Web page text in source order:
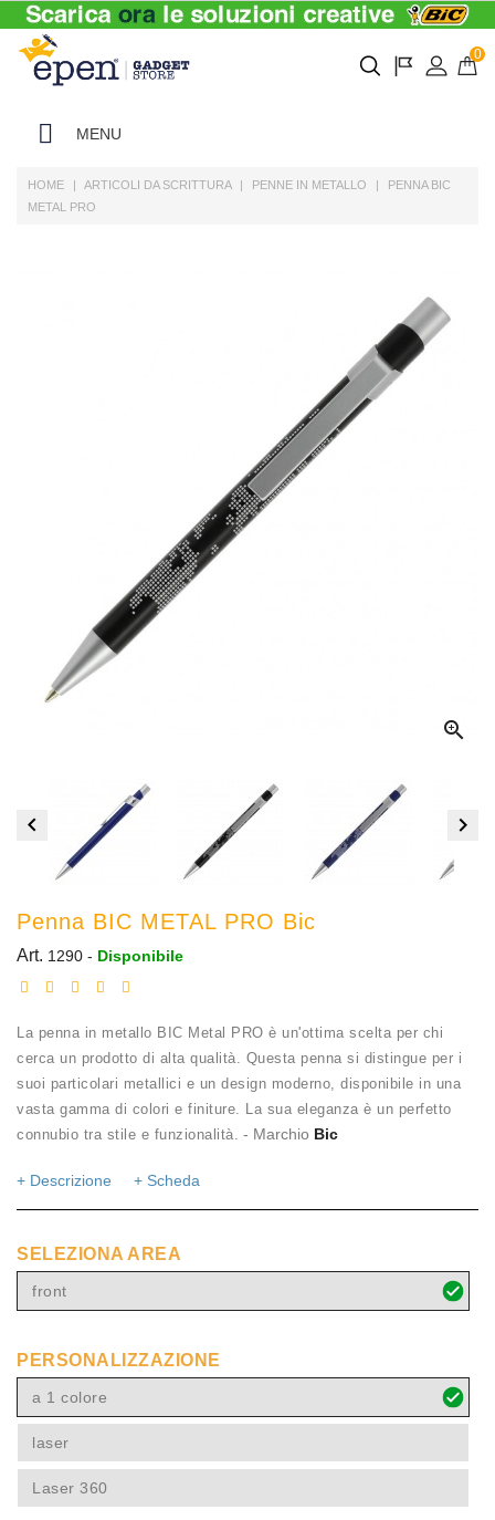
0
MENU
HOME ARTICOLI DA SCRITTURA PENNE IN METALLO
PENNA BIC
METAL PRO

 
Penna BIC METAL PRO Bic
Art. 1290 - Disponibile
La penna in metallo BIC Metal PRO è un'ottima scelta per chi
cerca un prodotto di alta qualità. Questa penna si distingue per i
suoi particolari metallici e un design moderno, disponibile in una
vasta gamma di colori e finiture. La sua eleganza è un perfetto
connubio tra stile e funzionalità. - Marchio Bic
+ Descrizione + Scheda
SELEZIONA AREA
front
PERSONALIZZAZIONE
a 1 colore
laser
Laser 360